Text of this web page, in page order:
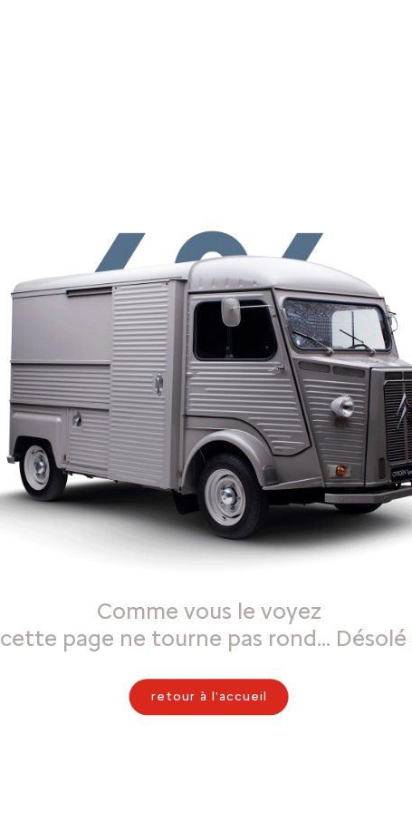
Comme vous le voyez
cette page ne tourne pas rond… Désolé
retour à l'accueil